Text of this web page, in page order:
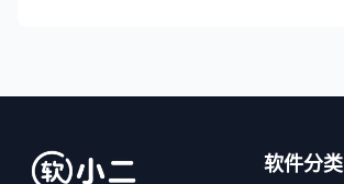
软件分类